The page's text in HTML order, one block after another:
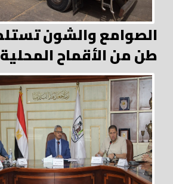
طن من الأقماح المحلية